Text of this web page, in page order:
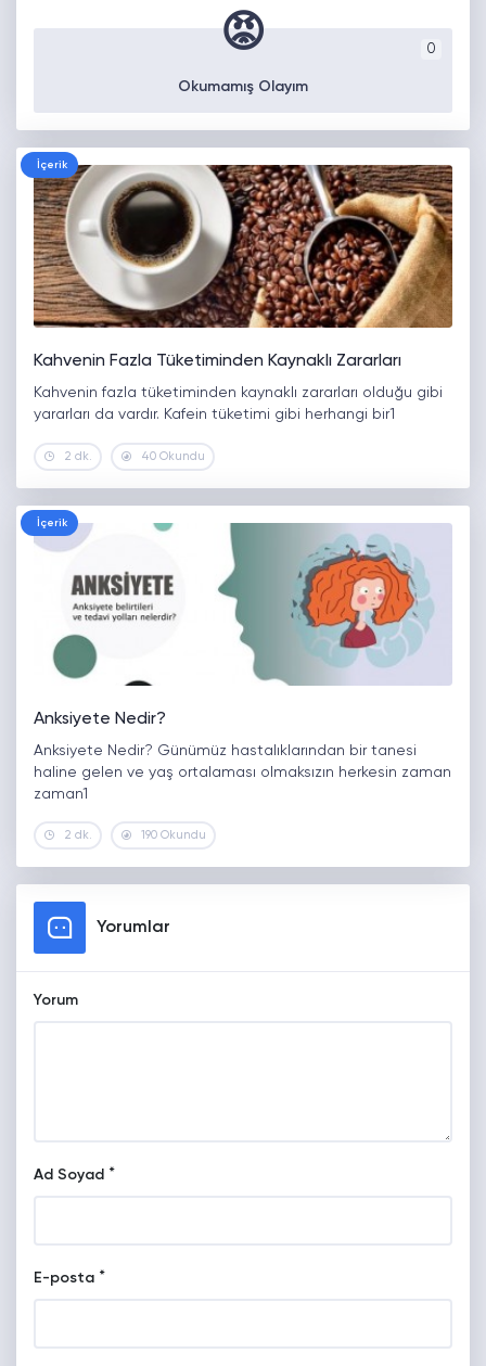
0
😡
Okumamış Olayım
İçerik
Kahvenin Fazla Tüketiminden Kaynaklı Zararları
Kahvenin fazla tüketiminden kaynaklı zararları olduğu gibi
yararları da vardır. Kafein tüketimi gibi herhangi bir1
2 dk. 40 Okundu
İçerik
Anksiyete Nedir?
Anksiyete Nedir? Günümüz hastalıklarından bir tanesi
haline gelen ve yaş ortalaması olmaksızın herkesin zaman
zaman1
2 dk. 190 Okundu
Yorumlar
Yorum
Ad Soyad *
E-posta *